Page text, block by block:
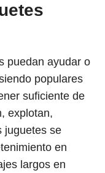
puedan ayudar o
populares
suficiente de
explotan,
juguetes se
en
largos en